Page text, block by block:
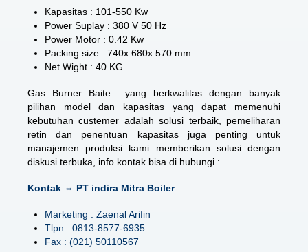
Kapasitas : 101-550 Kw
Power Suplay : 380 V 50 Hz
Power Motor : 0.42 Kw
Packing size : 740x 680x 570 mm
Net Wight : 40 KG
Gas Burner Baite yang berkwalitas dengan banyak
pilihan model dan kapasitas yang dapat memenuhi
kebutuhan custemer adalah solusi terbaik, pemeliharan
retin dan penentuan kapasitas juga penting untuk
manajemen produksi kami memberikan solusi dengan
diskusi terbuka, info kontak bisa di hubungi :
Kontak ⇔ PT indira Mitra Boiler
Marketing : Zaenal Arifin
Tlpn : 0813-8577-6935
Fax : (021) 50110567